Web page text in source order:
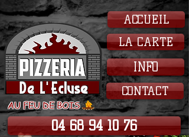
ACCUEIL
LA CARTE
INFO
CONTACT
AU FEU DE BOIS
04 68 94 10 76